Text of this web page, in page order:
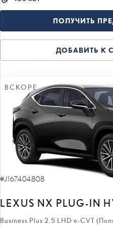
ПОЛУЧИТЬ
ДОБАВИТЬ К
ВСКОРЕ
#J167404808
LEXUS NX PLUG-IN
Business Plus 2.5 LHD e-CVT